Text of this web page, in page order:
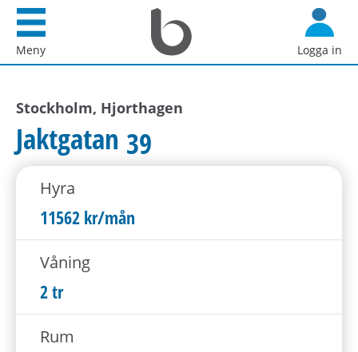
d
t
n
Meny
Startsida
Bostadsförmedlingen
i
AB
Logga in
Stockholm, Hjorthagen
Jaktgatan 39
Hyra
11562 kr/mån
Våning
2 tr
Rum